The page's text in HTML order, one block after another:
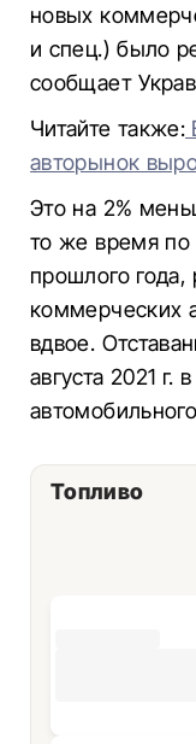
новых
и спец.) было
сообщает
Читайте также:
авторынок
Это на 2%
то же время по
прошлого года,
коммерческих
вдвое.
августа 2021 г.
Топливо